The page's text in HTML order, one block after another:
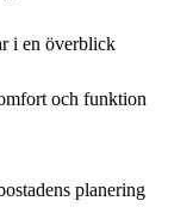
i en överblick
och funktion
planering